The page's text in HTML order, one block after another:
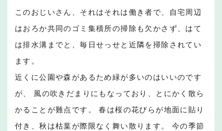
このおじいさん、それはそれは働き者で、自宅周辺
はおろか共同のゴミ集積所の掃除も欠かさず、はて
は排水溝までと、毎日せっせと近隣を掃除されてい
ます。
近くに公園や森があるため緑が多いのはいいのです
が、 風の吹きだまりにもなっており、とにかく散ら
かることが難点です。 春は桜の花びらが地面に貼り
付き、秋は枯葉が際限なく舞い散ります。 今の季節